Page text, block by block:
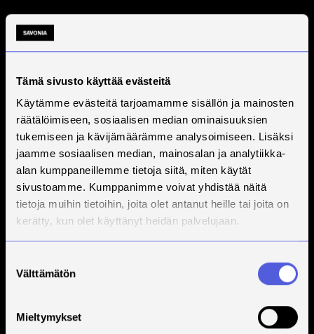
Tämä sivusto käyttää evästeitä
Käytämme evästeitä tarjoamamme sisällön ja mainosten
räätälöimiseen, sosiaalisen median ominaisuuksien
tukemiseen ja kävijämäärämme analysoimiseen. Lisäksi
jaamme sosiaalisen median, mainosalan ja analytiikka-
alan kumppaneillemme tietoja siitä, miten käytät
sivustoamme. Kumppanimme voivat yhdistää näitä
tietoja muihin tietoihin, joita olet antanut heille tai joita on
kerätty, kun olet käyttänyt heidän palvelujaan.
valinta
Välttämätön
Mieltymykset